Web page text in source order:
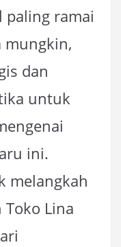
paling ramai
mungkin,
dan
untuk
ini.
melangkah
Lina